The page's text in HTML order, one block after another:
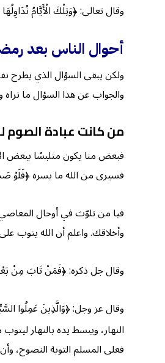
وقال تعالى: ﴿وَتِلْكَ الْأَيَّامُ
أحوال الناس بعد
ولكن يبقى السؤال الذي يطرح
والجواب عن هذا السؤال ما
من كانت عبادة الصوم
فبعض منا يكون متلبسًا ببعض
فسيرى من الله ما يسره ﴿فَلَوْ
فيا من تلوّث في أوحال
وأخلاقك. واعلم أن الله يتوب
وقال جل ذكره: ﴿فَمَنْ تَابَ مِنْ
وقال عز وجل: ﴿وَالَّذِينَ عَمِلُوا
النهار، ويبسط يده بالنهار
فعلى المسلم التوبة النصوح،